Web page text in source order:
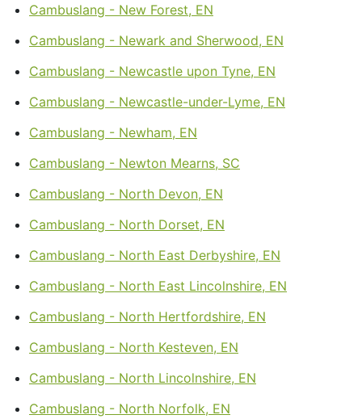
Cambuslang - New Forest, EN
Cambuslang - Newark and Sherwood, EN
Cambuslang - Newcastle upon Tyne, EN
Cambuslang - Newcastle-under-Lyme, EN
Cambuslang - Newham, EN
Cambuslang - Newton Mearns, SC
Cambuslang - North Devon, EN
Cambuslang - North Dorset, EN
Cambuslang - North East Derbyshire, EN
Cambuslang - North East Lincolnshire, EN
Cambuslang - North Hertfordshire, EN
Cambuslang - North Kesteven, EN
Cambuslang - North Lincolnshire, EN
Cambuslang - North Norfolk, EN